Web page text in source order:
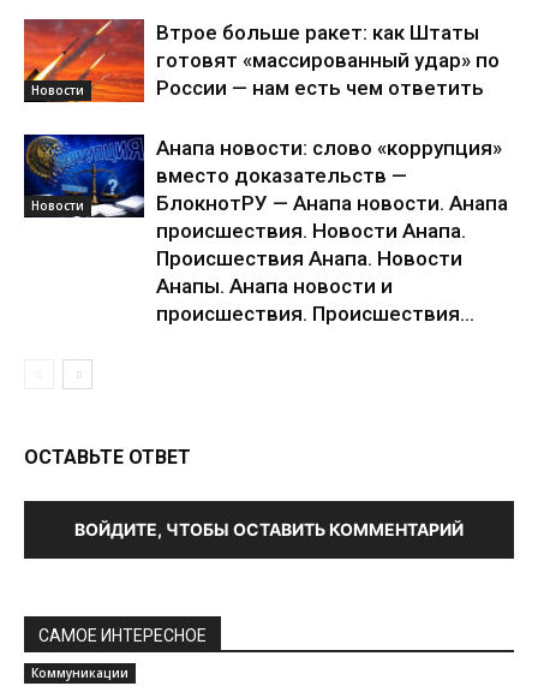
Новости
Втрое больше ракет: как Штаты
готовят «массированный удар» по
России — нам есть чем ответить
Новости
Анапа новости: слово «коррупция»
вместо доказательств —
БлокнотРУ — Анапа новости. Анапа
происшествия. Новости Анапа.
Происшествия Анапа. Новости
Анапы. Анапа новости и
происшествия. Происшествия...
ОСТАВЬТЕ ОТВЕТ
ВОЙДИТЕ, ЧТОБЫ ОСТАВИТЬ КОММЕНТАРИЙ
САМОЕ ИНТЕРЕСНОЕ
Коммуникации